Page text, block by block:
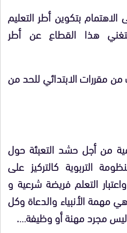
بتكوين أطر التعليم
هذا القطاع عن أطر
مقررات الابتدائي للحد من
من أجل حشد التعبئة حول
التربوية كالتركيز على
التعلم فريضة شرعية و
مهمة الأنبياء والدعاة وكل
وليس مجرد مهنة أو وظيفة….